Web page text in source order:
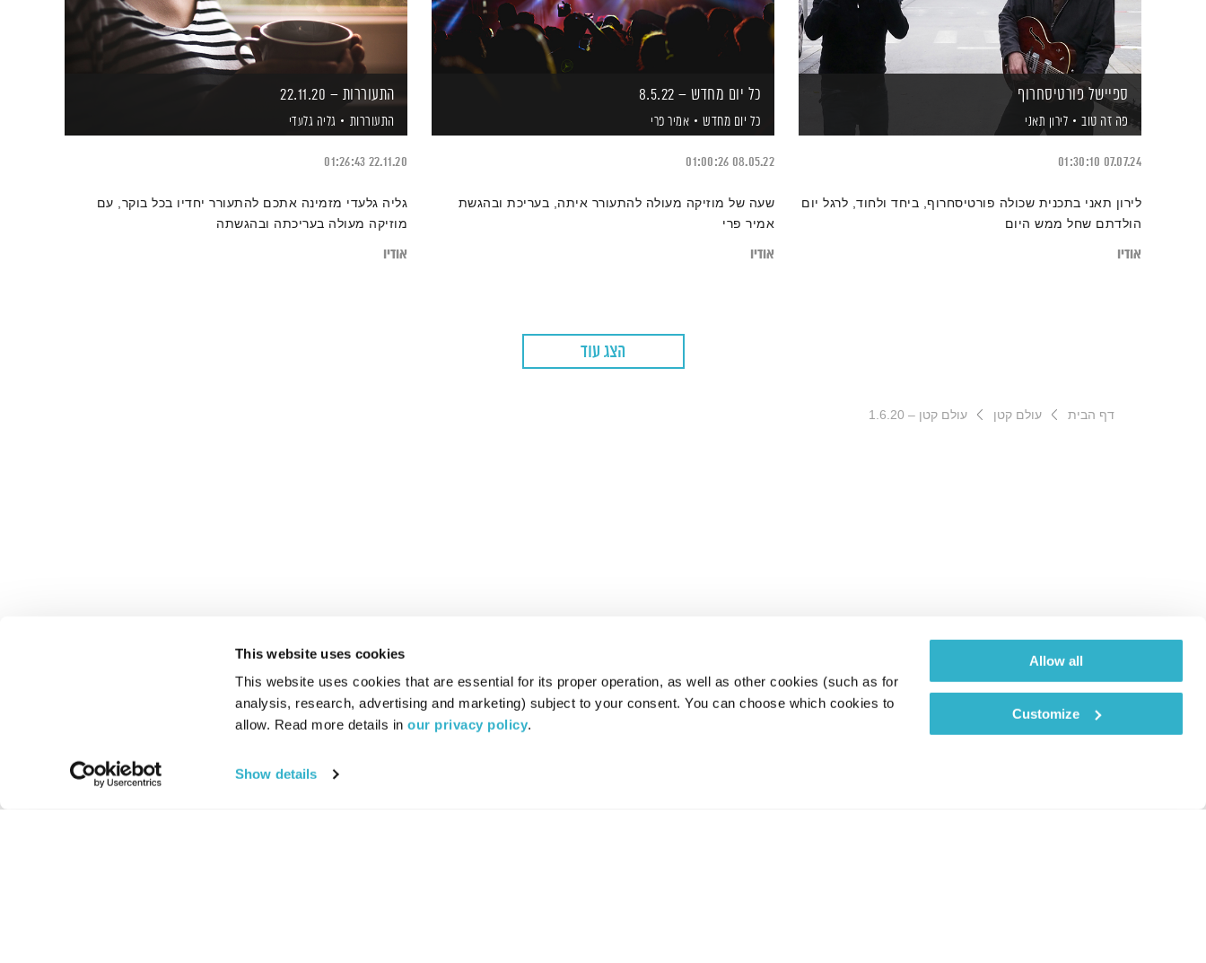
This website uses cookies
This website uses cookies that are essential for its proper operation, as well as other cookies (such as for
analysis, research, advertising and marketing) subject to your consent. You can choose which cookies to
allow. Read more details in our privacy policy.
Show details
Allow all
Customize
ספיישל פורטיסחרוף
פה זה טוב לירון תאני
07.07.24
01:30:10
לירון תאני בתכנית שכולה פורטיסחרוף, ביחד ולחוד, לרגל יום
הולדתם שחל ממש היום
אודיו
כל יום מחדש – 8.5.22
כל יום מחדש אמיר פרי
08.05.22
01:00:26
שעה של מוזיקה מעולה להתעורר איתה, בעריכת ובהגשת
אמיר פרי
אודיו
התעוררות – 22.11.20
התעוררות גליה גלעדי
22.11.20
01:26:43
גליה גלעדי מזמינה אתכם להתעורר יחדיו בכל בוקר, עם
מוזיקה מעולה בעריכתה ובהגשתה
אודיו
הצג עוד
דף הבית עולם קטן עולם קטן – 1.6.20